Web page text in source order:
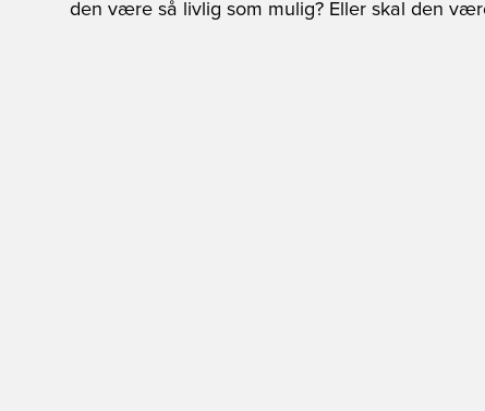
den være så livlig som mulig? Eller skal den